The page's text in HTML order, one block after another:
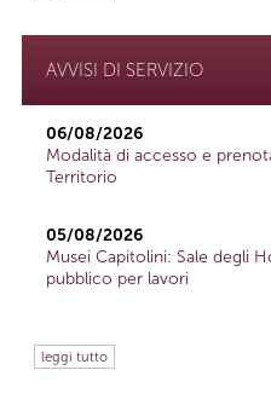
AVVISI DI SERVIZIO
06/08/2026
Modalità di accesso e
Territorio
05/08/2026
Musei Capitolini: Sale degli
pubblico per lavori
leggi tutto